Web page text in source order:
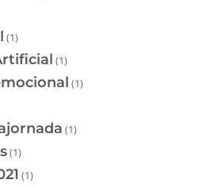
(1)
(1)
(1)
(1)
(1)
(1)